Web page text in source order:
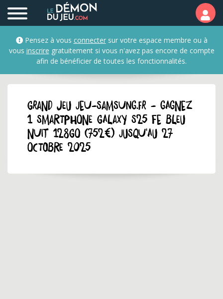
Pensez à vous connectersur votre espace membre ou à
vous inscrire gratuitement si vous n'avez pas encore de compte
afin de bénéficier de toutes les fonctionnalités.
GRAND JEU jeu-samsung.fr - Gagnez
1 smartphone Galaxy S25 FE bleu
nuit 128Go (752€) jusqu'au 27
octobre 2025